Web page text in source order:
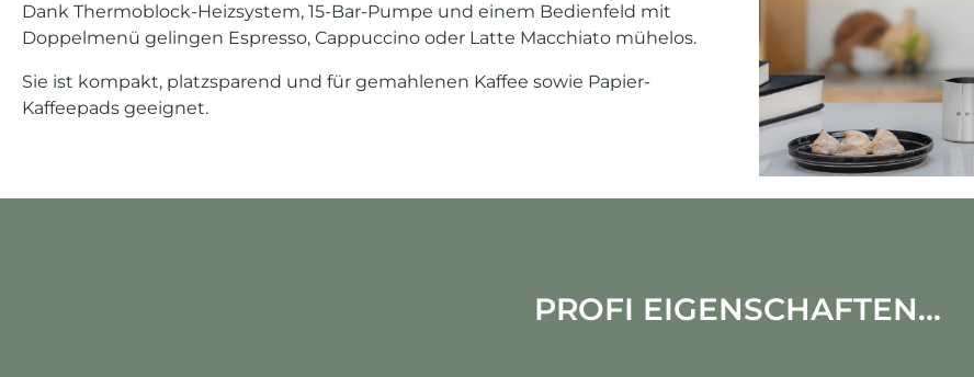
Dank Thermoblock-Heizsystem, 15-Bar-Pumpe und einem Bedienfeld mit
Doppelmenü gelingen Espresso, Cappuccino oder Latte Macchiato mühelos.
Sie ist kompakt, platzsparend und für gemahlenen Kaffee sowie Papier-
Kaffeepads geeignet.
PROFI EIGENSCHAFTEN...